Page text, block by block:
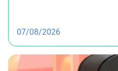
07/08/2026